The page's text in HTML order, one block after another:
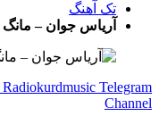
تک آهنگ
آریاس جوان – مانگ
Radiokurdmusic Telegram
Channel